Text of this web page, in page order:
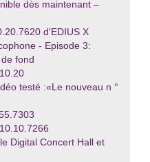
dès maintenant –
d'EDIUS X
- Episode 3:
fond
testé :«Le nouveau n °
Digital Concert Hall et